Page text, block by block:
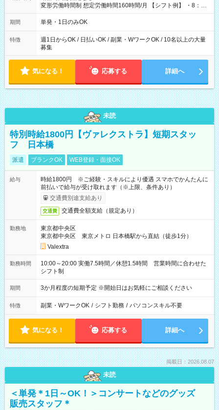
変形労働時間制 想定労働時間160時間/月 【シフト例】 ・8：00
～21：00
期間 単発・1日のみOK
特徴
週1日からOK / 日払いOK / 副業・WワークOK / 10名以上の大量
募集
気になる！ 応募する 詳細へ
未読
特別時給1800円【ヴァレクストラ】短期スタッ
フ 日本橋
派遣 ブランクOK WEB登録・面接OK
給与
時給1800円 ※ご経験・スキルにより優遇 スマホでかんたんに
前払いで給与が受け取れます（※上限、条件あり）
交通費別途支給あり
交通費 交通費全額支給（規定あり）
勤務地
東京都中央区
東京都中央区 東京メトロ 日本橋駅から直結（徒歩1分）
Valextra
勤務時間
10:00～20:00 実働7.5時間／休憩1.5時間 営業時間に合わせた
シフト制
期間 3か月程度の短期予定 ※開始日はお気軽にご相談ください
特徴 副業・WワークOK / シフト勤務 / パソコンスキル不要
気になる！ 応募する 詳細へ
掲載日：2026.08.07
未読
＜単発＊1日～OK！＞コンサートなどのグッズ
販売スタッフ＊